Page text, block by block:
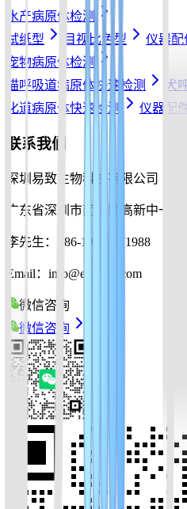
水产病原体检测
试纸型
目视比色型
仪器配
宠物病原体检测
猫呼吸道病原体快速检测
犬
化道病原体快速检测
仪器配
联系我们
深圳易致生物科技有限公司
广东省深圳市南山区高新中一道
李先生：+86-19925271988
Email：info@ezassay.com
微信咨询
微信咨询